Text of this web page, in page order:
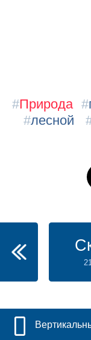
#Природа #
#лесной